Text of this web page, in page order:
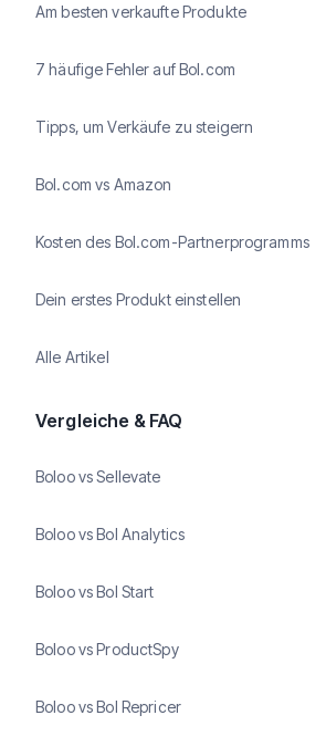
Am besten verkaufte Produkte
7 häufige Fehler auf Bol.com
Tipps, um Verkäufe zu steigern
Bol.com vs Amazon
Kosten des Bol.com-Partnerprogramms
Dein erstes Produkt einstellen
Alle Artikel
Vergleiche & FAQ
Boloo vs Sellevate
Boloo vs Bol Analytics
Boloo vs Bol Start
Boloo vs ProductSpy
Boloo vs Bol Repricer